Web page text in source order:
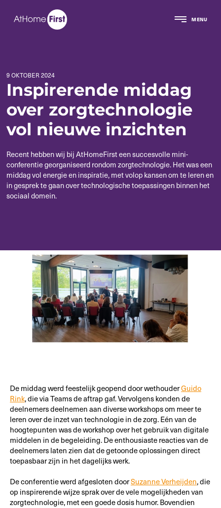
MENU
9 OKTOBER 2024
Inspirerende middag
over zorgtechnologie
vol nieuwe inzichten
Recent hebben wij bij AtHomeFirst een succesvolle mini-
conferentie georganiseerd rondom zorgtechnologie. Het was een
middag vol energie en inspiratie, met volop kansen om te leren en
in gesprek te gaan over technologische toepassingen binnen het
sociaal domein.
De middag werd feestelijk geopend door wethouderGuido
Rink, die via Teams de aftrap gaf. Vervolgens konden de
deelnemers deelnemen aan diverse workshops om meer te
leren over de inzet van technologie in de zorg. Eén van de
hoogtepunten was de workshop over het gebruik van digitale
middelen in de begeleiding. De enthousiaste reacties van de
deelnemers laten zien dat de getoonde oplossingen direct
toepasbaar zijn in het dagelijks werk.
De conferentie werd afgesloten doorSuzanne Verheijden, die
op inspirerende wijze sprak over de vele mogelijkheden van
zorgtechnologie, met een goede dosis humor. Bovendien